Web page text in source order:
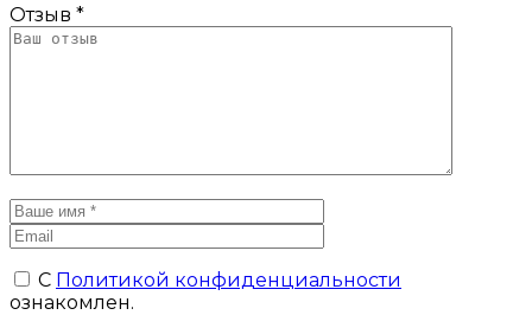
Отзыв *
C Политикой конфиденциальности
ознакомлен.